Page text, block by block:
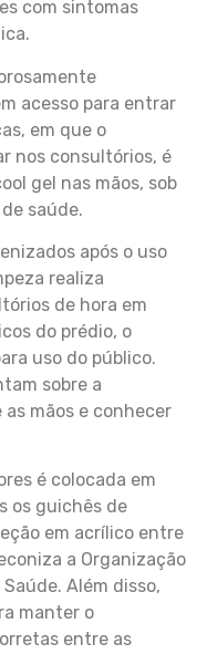
com sintomas
acesso para entrar
em que o
nos consultórios, é
gel nas mãos, sob
saúde.
após o uso
realiza
de hora em
do prédio, o
uso do público.
sobre a
mãos e conhecer
é colocada em
os guichês de
em acrílico entre
a Organização
Além disso,
manter o
entre as